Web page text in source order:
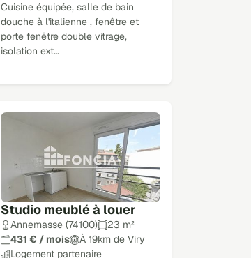
Cuisine équipée, salle de bain
douche à l'italienne , fenêtre et
porte fenêtre double vitrage,
isolation ext…
Studio meublé à louer
Annemasse (74100)
23 m²
431 € / mois
À 19km de Viry
Logement partenaire